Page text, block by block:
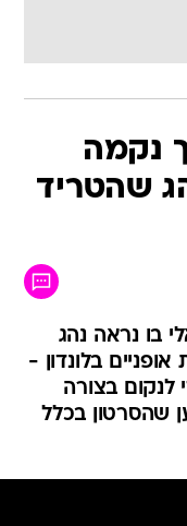
נקמה
שהטריד
בו נראה נהג
בלונדון -
לנקום בצורה
שהסרטון בכלל